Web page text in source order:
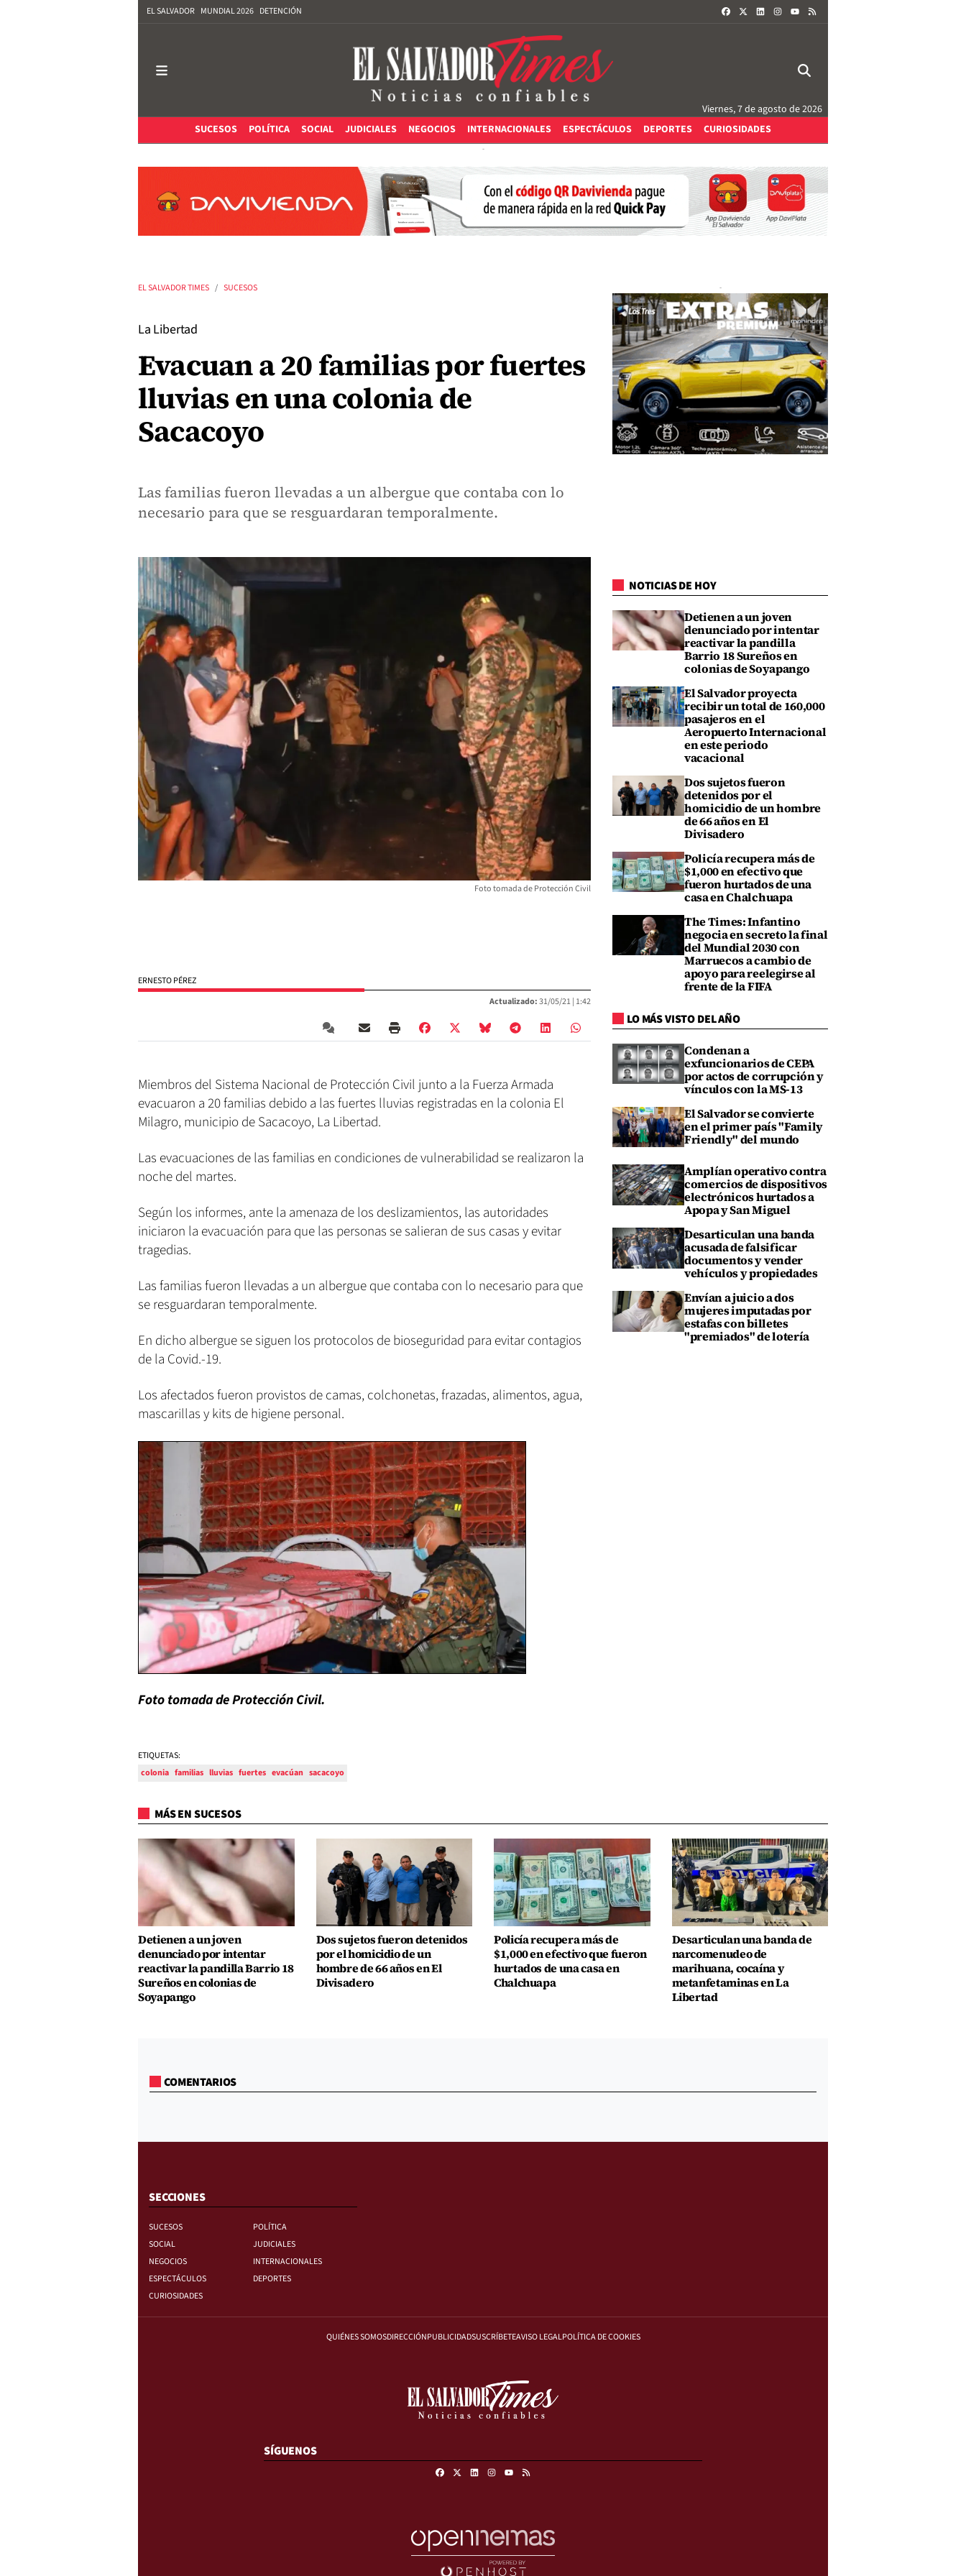
EL SALVADOR MUNDIAL 2026 DETENCIÓN FACEBOOKLINKEDININSTAGRAM
Viernes, 7 de agosto de 2026
SUCESOS
POLÍTICA SOCIAL JUDICIALES NEGOCIOS INTERNACIONALES ESPECTÁCULOS DEPORTES CURIOSIDADES
EL SALVADOR TIMES SUCESOS
La Libertad
Evacuan a 20 familias por fuertes
lluvias en una colonia de
Sacacoyo
Las familias fueron llevadas a un albergue que contaba con lo
necesario para que se resguardaran temporalmente.
Foto tomada de Protección Civil
ERNESTO PÉREZ
Actualizado:31/05/21 | 1:42
Miembros del Sistema Nacional de Protección Civil junto a la Fuerza Armada
evacuaron a 20 familias debido a las fuertes lluvias registradas en la colonia El
Milagro, municipio de Sacacoyo, La Libertad.
Las evacuaciones de las familias en condiciones de vulnerabilidad se realizaron la
noche del martes.
Según los informes, ante la amenaza de los deslizamientos, las autoridades
iniciaron la evacuación para que las personas se salieran de sus casas y evitar
tragedias.
Las familias fueron llevadas a un albergue que contaba con lo necesario para que
se resguardaran temporalmente.
En dicho albergue se siguen los protocolos de bioseguridad para evitar contagios
de la Covid.-19.
Los afectados fueron provistos de camas, colchonetas, frazadas, alimentos, agua,
mascarillas y kits de higiene personal.
Foto tomada de Protección Civil.
ETIQUETAS:
colonia familias lluvias fuertes evacúan sacacoyo
NOTICIAS DE HOY
Detienen a un joven
denunciado por intentar
reactivar la pandilla
Barrio 18 Sureños en
colonias de Soyapango
El Salvador proyecta
recibir un total de 160,000
pasajeros en el
Aeropuerto Internacional
en este periodo
vacacional
Dos sujetos fueron
detenidos por el
homicidio de un hombre
de 66 años en El
Divisadero
Policía recupera más de
$1,000 en efectivo que
fueron hurtados de una
casa en Chalchuapa
The Times: Infantino
negocia en secreto la final
del Mundial 2030 con
Marruecos a cambio de
apoyo para reelegirse al
frente de la FIFA
LO MÁS VISTO DEL AÑO
Condenan a
exfuncionarios de CEPA
por actos de corrupción y
vínculos con la MS-13
El Salvador se convierte
en el primer país "Family
Friendly" del mundo
Amplían operativo contra
comercios de dispositivos
electrónicos hurtados a
Apopa y San Miguel
Desarticulan una banda
acusada de falsificar
documentos y vender
vehículos y propiedades
Envían a juicio a dos
mujeres imputadas por
estafas con billetes
"premiados" de lotería
MÁS EN SUCESOS
Detienen a un joven
denunciado por intentar
reactivar la pandilla Barrio 18
Sureños en colonias de
Soyapango
Dos sujetos fueron detenidos
por el homicidio de un
hombre de 66 años en El
Divisadero
Policía recupera más de
$1,000 en efectivo que fueron
hurtados de una casa en
Chalchuapa
Desarticulan una banda de
narcomenudeo de
marihuana, cocaína y
metanfetaminas en La
Libertad
COMENTARIOS
SECCIONES
SUCESOS
POLÍTICA
SOCIAL
JUDICIALES
NEGOCIOS
INTERNACIONALES
ESPECTÁCULOS
DEPORTES
CURIOSIDADES
QUIÉNES SOMOSDIRECCIÓNPUBLICIDADSUSCRÍBETEAVISO LEGALPOLÍTICA DE COOKIES
SÍGUENOS
FacebookLinkedinInstagram